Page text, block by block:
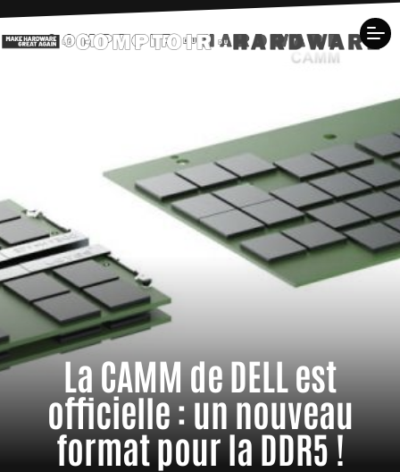
La CAMM de DELL est
officielle : un nouveau
format pour la DDR5 !